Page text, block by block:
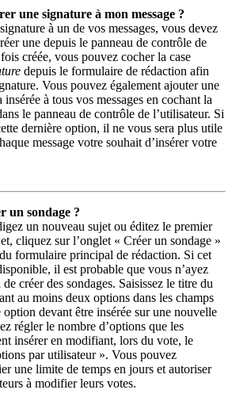
une signature à mon message ?
à un de vos messages, vous devez
une depuis le panneau de contrôle de
créée, vous pouvez cocher la case
depuis le formulaire de rédaction afin
Vous pouvez également ajouter une
insérée à tous vos messages en cochant la
le panneau de contrôle de l’utilisateur. Si
dernière option, il ne vous sera plus utile
message votre souhait d’insérer votre
un sondage ?
un nouveau sujet ou éditez le premier
cliquez sur l’onglet « Créer un sondage »
formulaire principal de rédaction. Si cet
il est probable que vous n’ayez
créer des sondages. Saisissez le titre du
au moins deux options dans les champs
option devant être insérée sur une nouvelle
régler le nombre d’options que les
insérer en modifiant, lors du vote, le
par utilisateur ». Vous pouvez
une limite de temps en jours et autoriser
à modifier leurs votes.